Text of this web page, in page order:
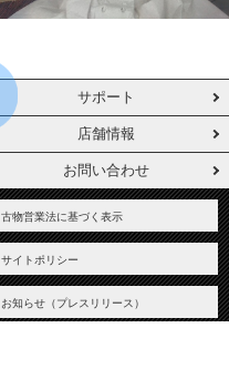
サポート
店舗情報
お問い合わせ
古物営業法に基づく表示
サイトポリシー
お知らせ（プレスリリース）